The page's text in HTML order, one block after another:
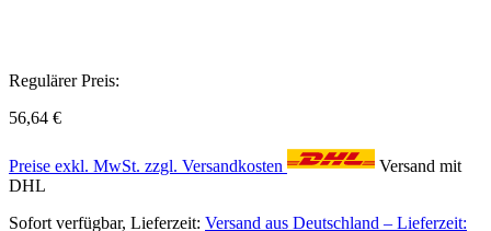
Regulärer Preis:
56,64 €
Preise exkl. MwSt. zzgl. Versandkosten
Versand mit
DHL
Sofort verfügbar, Lieferzeit: Versand aus Deutschland – Lieferzeit: